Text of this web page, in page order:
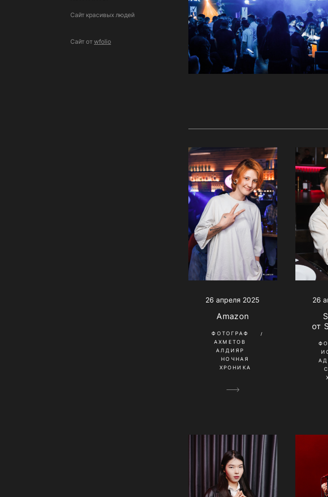
Сайт красивых людей
Сайт от wfolio
26 апреля 2025
Amazon
ФОТОГРАФ
АХМЕТОВ
АЛДИЯР
НОЧНАЯ
ХРОНИКА
26
от